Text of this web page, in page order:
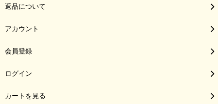
返品について
アカウント
会員登録
ログイン
カートを見る